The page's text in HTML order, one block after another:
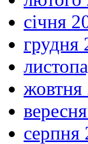
січня
грудня
жовтня
серпня